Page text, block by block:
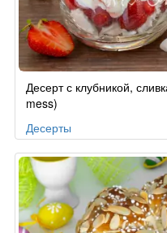
по
заказу
Десерт с клубникой,
mess)
Десерты